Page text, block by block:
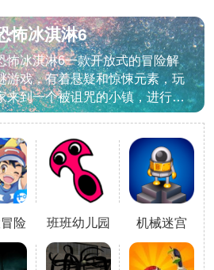
怖冰淇淋6
游
怖冰淇淋6一款开放式的冒险解
游戏，有着悬疑和惊悚元素，玩
来到一个被诅咒的小镇，进行探
和调查在这里的秘密，收集各种
店背后的秘密，惊险刺激，同时
需要躲避恐怖的冰淇淋人。游戏
色沉浸式恐怖体验游戏通过精心
计的场景和音效，让玩家仿佛置
于一个真实的恐怖世界中。多样
角色选择玩家可以选择不同的角
，如勇敢的侦探艾丽卡或机智的
险
班班幼儿园
7游戏
机械迷宫
2024